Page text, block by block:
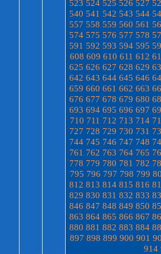
523 524 525 526 527
540 541 542 543 544
557 558 559 560 561
574 575 576 577 578
591 592 593 594 595
608 609 610 611 612
625 626 627 628 629
642 643 644 645 646
659 660 661 662 663
676 677 678 679 680
693 694 695 696 697
710 711 712 713 714
727 728 729 730 731
744 745 746 747 748
761 762 763 764 765
778 779 780 781 782
795 796 797 798 799
812 813 814 815 816
829 830 831 832 833
846 847 848 849 850
863 864 865 866 867
880 881 882 883 884
897 898 899 900 901
914